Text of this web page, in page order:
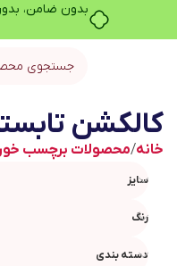
بدون ضامن،
کالکشن
خانه محصولات برچسب
سایز
رنگ
دسته بندی